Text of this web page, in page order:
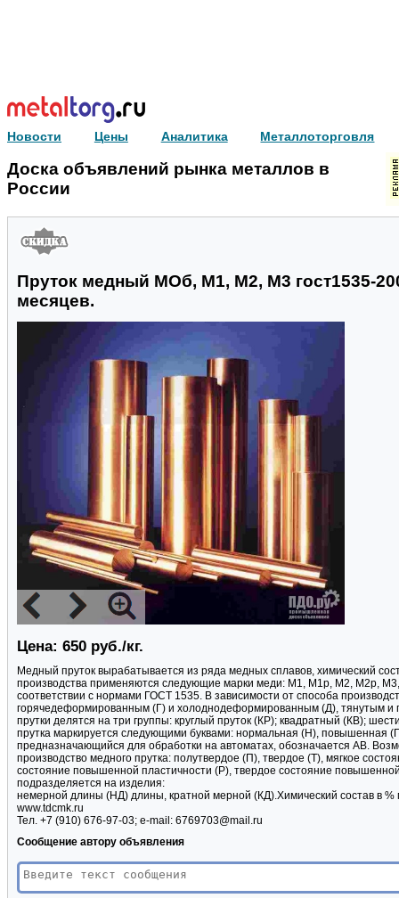
Новости Цены Аналитика Металлоторговля
Доска объявлений рынка металлов в
России
Пруток медный МОб, М1, М2, М3 гост1535-
месяцев.
Цена: 650 руб./кг.
Медный пруток вырабатывается из ряда медных сплавов, химический
производства применяются следующие марки меди: М1, М1p, М2, М2p, М3,
соответствии с нормами ГОСТ 1535. В зависимости от способа
горячедеформированным (Г) и холоднодеформированным (Д), тянутым и
прутки делятся на три группы: круглый пруток (КР); квадратный (КВ);
прутка маркируется следующими буквами: нормальная (Н), повышенная
предназначающийся для обработки на автоматах, обозначается АВ.
производство медного прутка: полутвердое (П), твердое (Т), мягкое
состояние повышенной пластичности (Р), твердое состояние
подразделяется на изделия:
немерной длины (НД) длины, кратной мерной (КД).Химический состав в
www.tdcmk.ru
Тел. +7 (910) 676-97-03; e-mail: 6769703@mail.ru
Сообщение автору объявления